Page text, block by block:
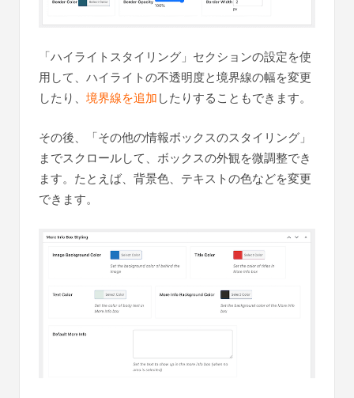
「ハイライトスタイリング」セクションの設定を使
用して、ハイライトの不透明度と境界線の幅を変更
したり、 境界線を追加したりすることもできます。
その後、「その他の情報ボックスのスタイリング」
までスクロールして、ボックスの外観を微調整でき
ます。たとえば、背景色、テキストの色などを変更
できます。